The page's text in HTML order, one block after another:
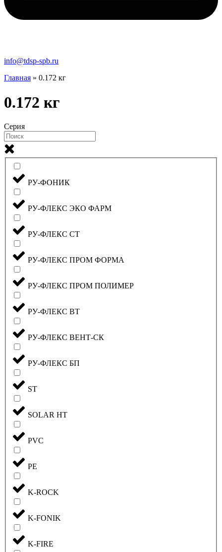
info@tdsp-spb.ru
Главная » 0.172 кг
0.172 кг
Серия
РУ-ФОНИК
РУ-ФЛЕКС ЭКО ФАРМ
РУ-ФЛЕКС СТ
РУ-ФЛЕКС ПРОМ ФОРМА
РУ-ФЛЕКС ПРОМ ПОЛИМЕР
РУ-ФЛЕКС ВТ
РУ-ФЛЕКС ВЕНТ-СК
РУ-ФЛЕКС БП
ST
SOLAR HT
PVC
PE
K-ROCK
K-FONIK
K-FIRE